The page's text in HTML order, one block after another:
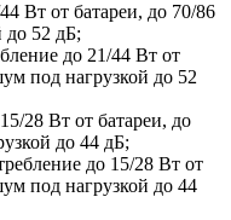
Вт от батареи, до 70/86
до 52 дБ;
до 21/44 Вт от
под нагрузкой до 52
28 Вт от батареи, до
до 44 дБ;
до 15/28 Вт от
под нагрузкой до 44